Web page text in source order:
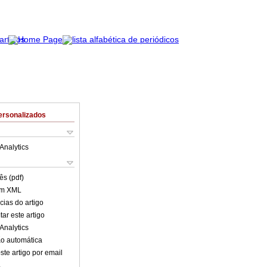
(pdf)
XML
do artigo
este artigo
automática
artigo por email